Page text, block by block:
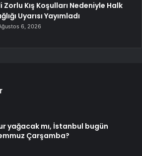
Zorlu Kış Koşulları Nedeniyle Halk
Uyarısı Yayımladı
6, 2026
yağacak mı, İstanbul bugün
Çarşamba?